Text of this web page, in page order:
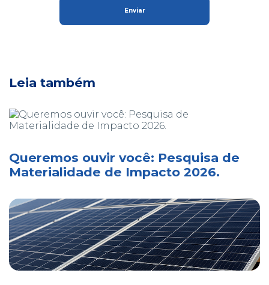
Leia também
Queremos ouvir você: Pesquisa de
Materialidade de Impacto 2026.